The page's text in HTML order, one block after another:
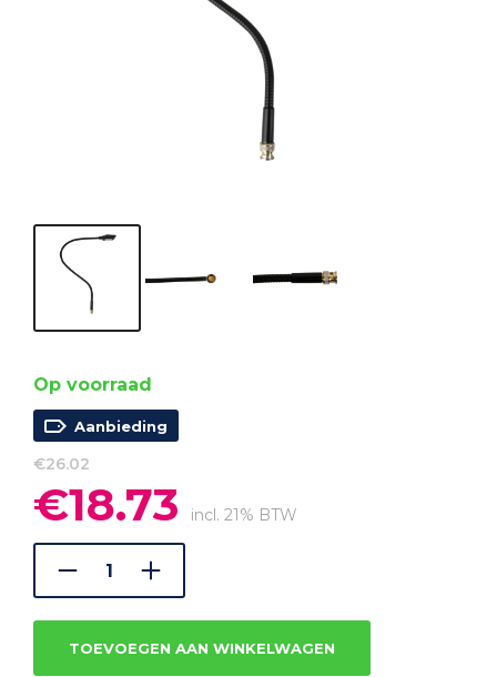
Op voorraad
Aanbieding
€26.02
Oorspronkelijke
prijs
was:
€26.02.
€18.73 prijs
is:
incl. 21% BTW
TOEVOEGEN AAN WINKELWAGEN